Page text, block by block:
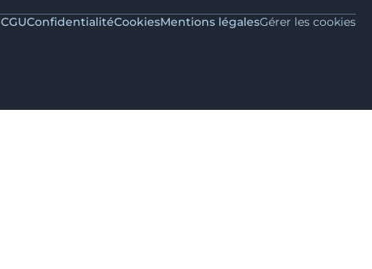
CGUConfidentialitéCookiesMentions légalesGérer les cookies